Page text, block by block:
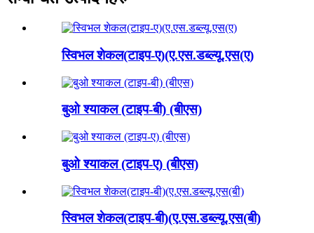
स्विभल शेकल(टाइप-ए)(ए.एस.डब्ल्यू.एस(ए)
बुओ श्याकल (टाइप-बी) (बीएस)
बुओ श्याकल (टाइप-ए) (बीएस)
स्विभल शेकल(टाइप-बी)(ए.एस.डब्ल्यू.एस(बी)